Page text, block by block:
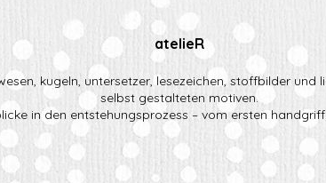
atelieR
kugeln, untersetzer, lesezeichen, stoffbilder
selbst gestalteten motiven.
in den entstehungsprozess – vom ersten